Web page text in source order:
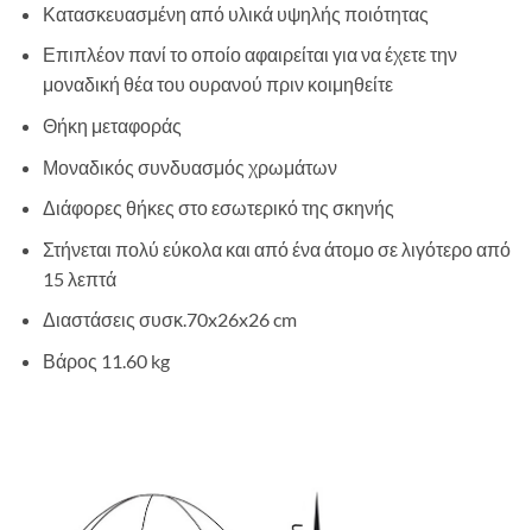
Κατασκευασμένη από υλικά υψηλής ποιότητας
Επιπλέον πανί το οποίο αφαιρείται για να έχετε την
μοναδική θέα του ουρανού πριν κοιμηθείτε
Θήκη μεταφοράς
Μοναδικός συνδυασμός χρωμάτων
Διάφορες θήκες στο εσωτερικό της σκηνής
Στήνεται πολύ εύκολα και από ένα άτομο σε λιγότερο από
15 λεπτά
Διαστάσεις συσκ.70x26x26 cm
Βάρος 11.60 kg